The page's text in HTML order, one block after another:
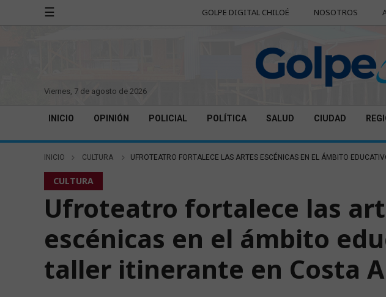
☰ GOLPE DIGITAL CHILOÉ NOSOTROS
viernes, 7 de agosto de 2026
INICIO OPINIÓN POLICIAL POLÍTICA SALUD CIUDAD
INICIO CULTURA UFROTEATRO FORTALECE LAS ARTES ESCÉNICAS EN EL ÁMBITO
CULTURA
Ufroteatro fortalece las
escénicas en el ámbito
taller itinerante en Costa